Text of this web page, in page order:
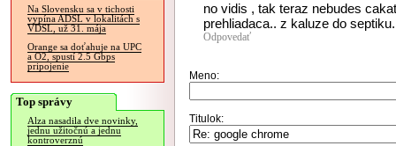
Na Slovensku sa v tichosti
vypína ADSL v lokalitách s
VDSL, už 31. mája
Orange sa doťahuje na UPC
a O2, spustí 2.5 Gbps
pripojenie
Top správy
Alza nasadila dve novinky,
jednu užitočnú a jednu
kontroverznú
no vidis , tak teraz nebudes
prehliadaca.. z kaluze do septiku.
Odpovedať
Meno:
Titulok: